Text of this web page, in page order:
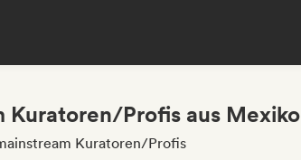
Kuratoren/Profis aus Mexiko
Kuratoren/Profis